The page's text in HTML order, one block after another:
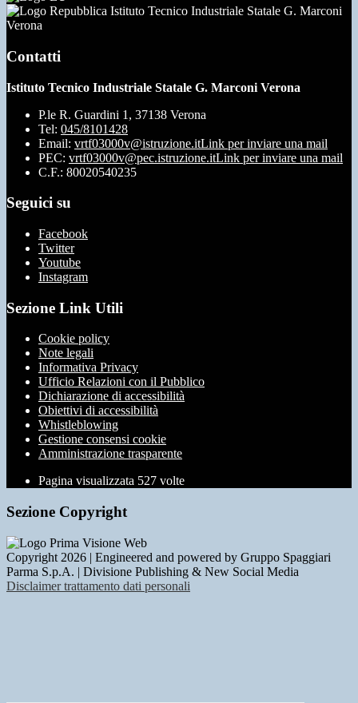
Istituto Tecnico Industriale Statale G. Marconi
Verona
Contatti
Istituto Tecnico Industriale Statale G. Marconi Verona
P.le R. Guardini 1, 37138 Verona
Tel: 045/8101428
Email: vrtf03000v@istruzione.itLink per inviare una mail
PEC: vrtf03000v@pec.istruzione.itLink per inviare una mail
C.F.: 80020540235
Seguici su
Facebook
Twitter
Youtube
Instagram
Sezione Link Utili
Cookie policy
Note legali
Informativa Privacy
Ufficio Relazioni con il Pubblico
Dichiarazione di accessibilità
Obiettivi di accessibilità
Whistleblowing
Gestione consensi cookie
Amministrazione trasparente
Pagina visualizzata 527 volte
Sezione Copyright
Copyright 2026 | Engineered and powered by Gruppo Spaggiari
Parma S.p.A. | Divisione Publishing & New Social Media
Disclaimer trattamento dati personali